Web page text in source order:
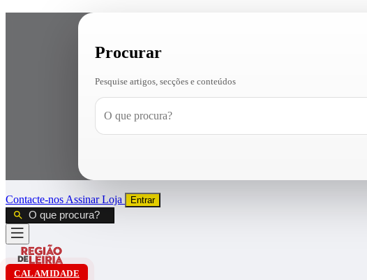
Procurar
Pesquise artigos, secções e conteúdos
Contacte-nos AssinarLoja Entrar
CALAMIDADE